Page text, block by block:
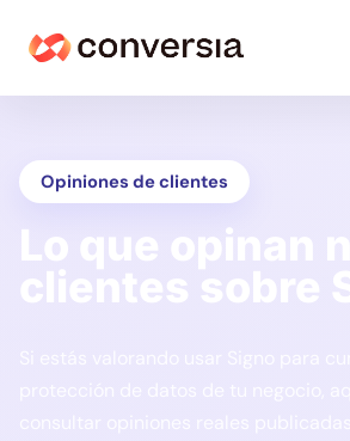
Opiniones de clientes
Lo que opinan
clientes sobre